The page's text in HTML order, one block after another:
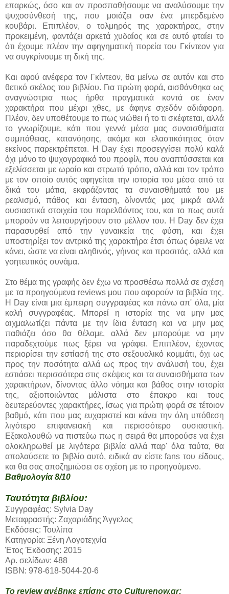
επαρκώς, όσο και αν προσπαθήσουμε να αναλύσουμε την
ψυχοσύνθεσή της, που μοιάζει σαν ένα μπερδεμένο
κουβάρι. Επιπλέον, ο τολμηρός της χαρακτήρας, στην
προκειμένη, φαντάζει αρκετά χυδαίος και σε αυτό φταίει το
ότι έχουμε πλέον την αφηγηματική πορεία του Γκίντεον για
να συγκρίνουμε τη δική της.
Και αφού ανέφερα τον Γκίντεον, θα μείνω σε αυτόν και στο
θετικό σκέλος του βιβλίου. Για πρώτη φορά, αισθάνθηκα ως
αναγνώστρια πως ήρθα πραγματικά κοντά σε έναν
χαρακτήρα που μέχρι χθες, με άφηνε σχεδόν αδιάφορη.
Πλέον, δεν υποθέτουμε το πως νιώθει ή το τι σκέφτεται, αλλά
το γνωρίζουμε, κάτι που γεννά μέσα μας συναισθήματα
συμπάθειας, κατανόησης, ακόμα και ελαστικότητας όταν
εκείνος παρεκτρέπεται. Η Day έχει προσεγγίσει πολύ καλά
όχι μόνο το ψυχογραφικό του προφίλ, που αναπτύσσεται και
εξελίσσεται με ωραίο και στρωτό τρόπο, αλλά και τον τρόπο
με τον οποίο αυτός αφηγείται την ιστορία του μέσα από τα
δικά του μάτια, εκφράζοντας τα συναισθήματά του με
ρεαλισμό, πάθος και ένταση, δίνοντάς μας μικρά αλλά
ουσιαστικά στοιχεία του παρελθόντος του, και το πως αυτά
μπορούν να λειτουργήσουν στο μέλλον του. Η Day δεν έχει
παρασυρθεί από την γυναικεία της φύση, και έχει
υποστηρίξει τον αντρικό της χαρακτήρα έτσι όπως όφειλε να
κάνει, ώστε να είναι αληθινός, γήινος και προσιτός, αλλά και
γοητευτικός συνάμα.
Στο θέμα της γραφής δεν έχω να προσθέσω πολλά σε σχέση
με τα προηγούμενα reviews μου που αφορούν τα βιβλία της.
Η Day είναι μια έμπειρη συγγραφέας και πάνω απ' όλα, μία
καλή συγγραφέας. Μπορεί η ιστορία της να μην μας
αιχμαλωτίζει πάντα με την ίδια ένταση και να μην μας
παθιάζει όσο θα θέλαμε, αλλά δεν μπορούμε να μην
παραδεχτούμε πως ξέρει να γράφει. Επιπλέον, έχοντας
περιορίσει την εστίασή της στο σεξουαλικό κομμάτι, όχι ως
προς την ποσότητα αλλά ως προς την ανάλυσή του, έχει
εστιάσει περισσότερα στις σκέψεις και τα συναισθήματα των
χαρακτήρων, δίνοντας άλλο νόημα και βάθος στην ιστορία
της, αξιοποιώντας μάλιστα στο έπακρο και τους
δευτερεύοντες χαρακτήρες, ίσως για πρώτη φορά σε τέτοιον
βαθμό, κάτι που μας ευχαριστεί και κάνει την όλη υπόθεση
λιγότερο επιφανειακή και περισσότερο ουσιαστική.
Εξακολουθώ να πιστεύω πως η σειρά θα μπορούσε να έχει
ολοκληρωθεί με λιγότερα βιβλία αλλά παρ' όλα ταύτα, θα
απολαύσετε το βιβλίο αυτό, ειδικά αν είστε fans του είδους,
και θα σας αποζημιώσει σε σχέση με το προηγούμενο.
Βαθμολογία 8/10
Ταυτότητα βιβλίου:
Συγγραφέας: Sylvia Day
Μεταφραστής: Ζαχαριάδης Άγγελος
Εκδόσεις: Τουλίπα
Κατηγορία: Ξένη Λογοτεχνία
Έτος Έκδοσης: 2015
Αρ. σελίδων: 488
ISBN: 978-618-5044-20-6
Το review ανέβηκε επίσης στο Culturenow.gr: